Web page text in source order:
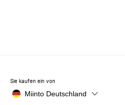
Sie kaufen ein von
Miinto Deutschland